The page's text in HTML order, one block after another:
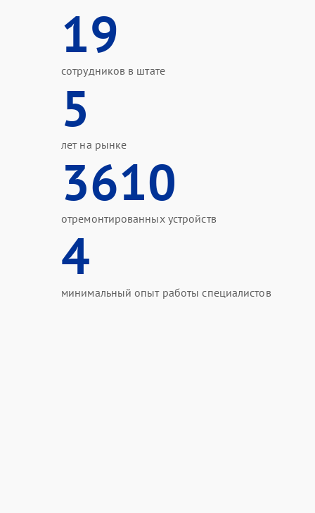
19
сотрудников в штате
5
лет на рынке
3610
отремонтированных устройств
4
минимальный опыт работы специалистов